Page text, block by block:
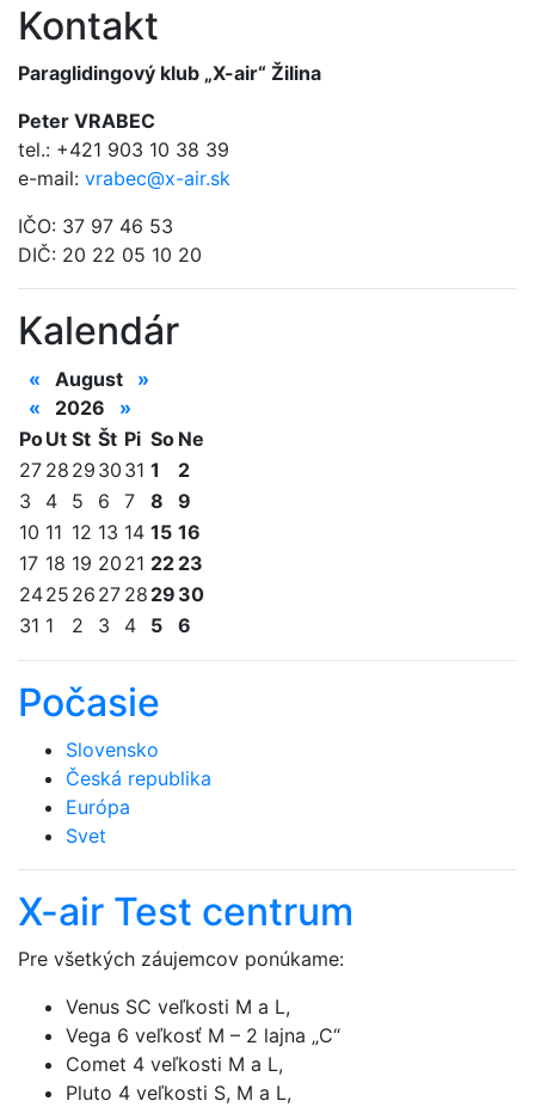
Kontakt
Paraglidingový klub „X-air“ Žilina
Peter VRABEC
tel.: +421 903 10 38 39
e-mail: vrabec@x-air.sk
IČO: 37 97 46 53
DIČ: 20 22 05 10 20
Kalendár
« August
»
«
2026
»
PoUt St Št Pi So Ne
27 28 29 30 31 1
2
3
4 5 6 7 8
9
10 11 12 13 14 15 16
17 18 19 20 21 22 23
2425 26 27 28 29 30
31 1 2 3 4 5 6
Počasie
Slovensko
Česká republika
Európa
Svet
X-air Test centrum
Pre všetkých záujemcov ponúkame:
Venus SC veľkosti M a L,
Vega 6 veľkosť M – 2 lajna „C“
Comet 4 veľkosti M a L,
Pluto 4 veľkosti S, M a L,